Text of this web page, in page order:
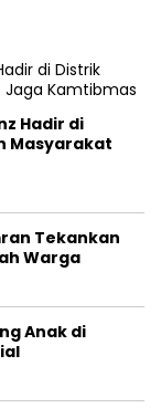
Hadir di
Masyarakat
Tekankan
Warga
Anak di